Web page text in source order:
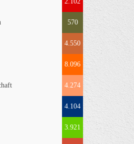
570
4.550
8.096
4.274
4.104
3.921